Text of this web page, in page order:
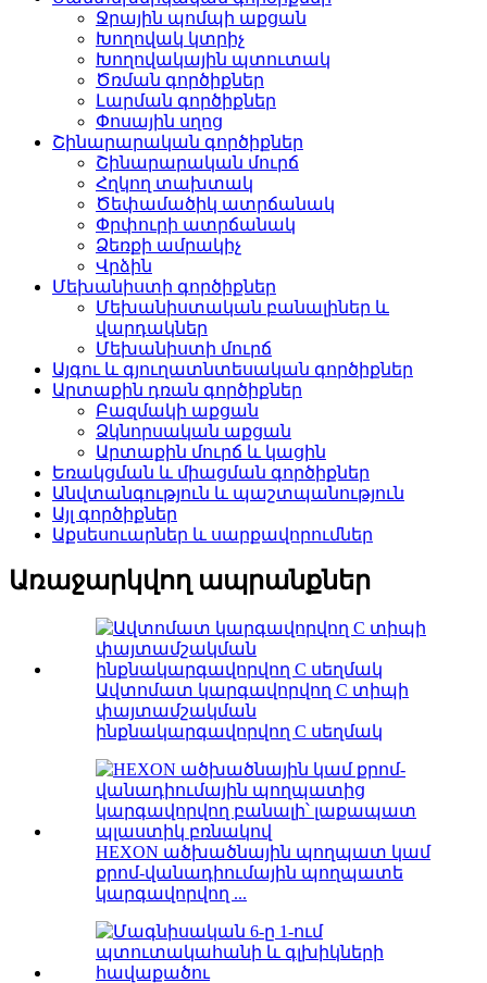
Ջրային պոմպի աքցան
Խողովակ կտրիչ
Խողովակային պտուտակ
Ծռման գործիքներ
Լարման գործիքներ
Փոսային սղոց
Շինարարական գործիքներ
Շինարարական մուրճ
Հղկող տախտակ
Ծեփամածիկ ատրճանակ
Փրփուրի ատրճանակ
Ձեռքի ամրակիչ
Վրձին
Մեխանիստի գործիքներ
Մեխանիստական ​​​​բանալիներ և
վարդակներ
Մեխանիստի մուրճ
Այգու և գյուղատնտեսական գործիքներ
Արտաքին դռան գործիքներ
Բազմակի աքցան
Ձկնորսական աքցան
Արտաքին մուրճ և կացին
Եռակցման և միացման գործիքներ
Անվտանգություն և պաշտպանություն
Այլ գործիքներ
Աքսեսուարներ և սարքավորումներ
Առաջարկվող ապրանքներ
Ավտոմատ կարգավորվող C տիպի
փայտամշակման
ինքնակարգավորվող C սեղմակ
HEXON ածխածնային պողպատ կամ
քրոմ-վանադիումային պողպատե
կարգավորվող ...